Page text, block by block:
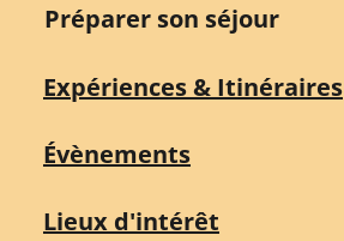
Préparer son séjour
Expériences & Itinéraires
Évènements
Lieux d'intérêt